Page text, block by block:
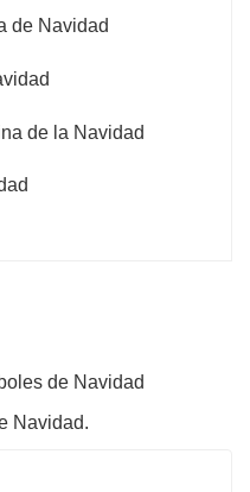
de Navidad
Navidad.